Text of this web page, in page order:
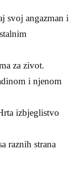
svoj angazman i
za zivot.
i njenom
izbjeglistvo
raznih strana